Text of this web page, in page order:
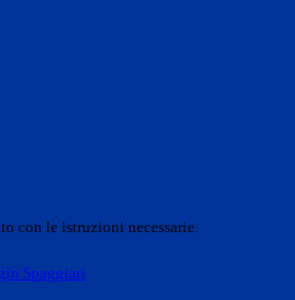
con le istruzioni necessarie.
Spaggiari